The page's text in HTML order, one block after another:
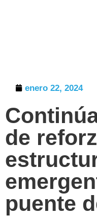
enero 22, 2024
de
puente